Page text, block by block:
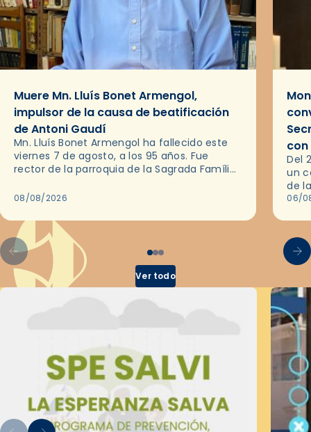
Muere Mn. Lluís Bonet Armengol,
impulsor de la causa de beatificación
de Antoni Gaudí
Mn. Lluís Bonet Armengol ha fallecido este
viernes 7 de agosto, a los 95 años. Fue
rector de la parroquia de la Sagrada Família
08/08/2026
Del
un
de
en
06/
Ver todo